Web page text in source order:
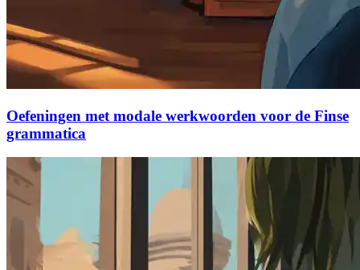
Oefeningen met modale werkwoorden voor de Finse
grammatica